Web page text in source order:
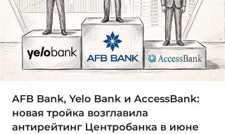
AFB Bank, Yelo Bank и AccessBank:
новая тройка возглавила
антирейтинг Центробанка в июне